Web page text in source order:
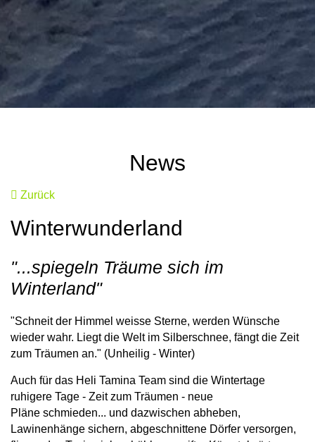
News
Zurück
Winterwunderland
"...spiegeln Träume sich im
Winterland"
"Schneit der Himmel weisse Sterne, werden Wünsche
wieder wahr. Liegt die Welt im Silberschnee, fängt die Zeit
zum Träumen an." (Unheilig - Winter)
Auch für das Heli Tamina Team sind die Wintertage
ruhigere Tage - Zeit zum Träumen - neue
Pläne schmieden... und dazwischen abheben,
Lawinenhänge sichern, abgeschnittene Dörfer versorgen,